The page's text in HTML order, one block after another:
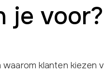
je voor?
waarom klanten